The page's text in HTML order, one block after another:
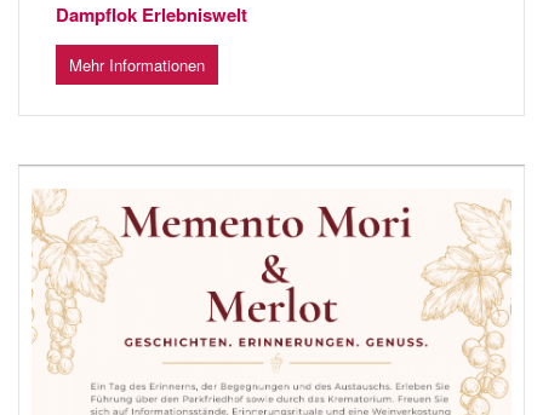
Dampflok Erlebniswelt
Mehr Informationen